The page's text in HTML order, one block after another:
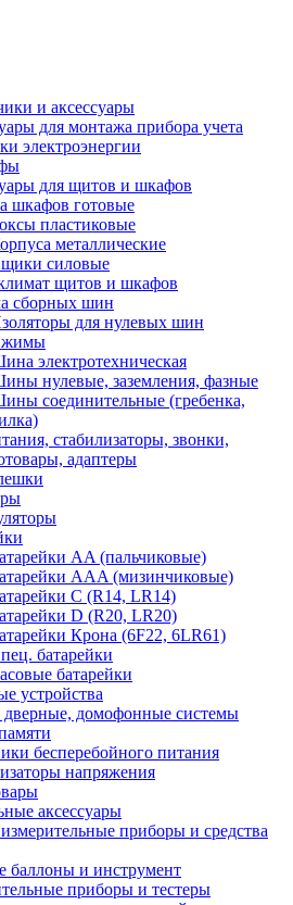
и аксессуары
для монтажа прибора учета
электроэнергии
для щитов и шкафов
шкафов готовые
пластиковые
металлические
силовые
щитов и шкафов
сборных шин
для нулевых шин
электротехническая
нулевые, заземления, фазные
соединительные (гребенка,
стабилизаторы, звонки,
адаптеры
AA (пальчиковые)
AAA (мизинчиковые)
C (R14, LR14)
D (R20, LR20)
Крона (6F22, 6LR61)
батарейки
батарейки
устройства
дверные, домофонные системы
бесперебойного питания
напряжения
аксессуары
приборы и средства
баллоны и инструмент
приборы и тестеры